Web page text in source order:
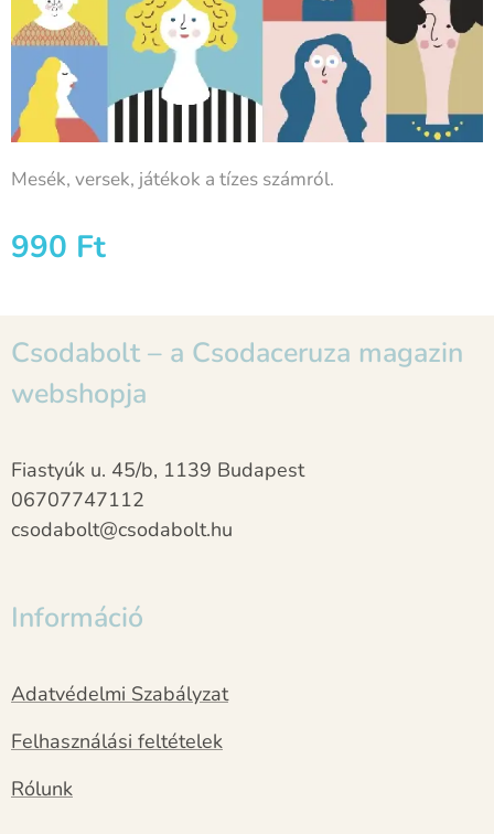
Mesék, versek, játékok a tízes számról.
990 Ft
Csodabolt – a Csodaceruza magazin
webshopja
Fiastyúk u. 45/b, 1139 Budapest
06707747112
csodabolt@csodabolt.hu
Információ
Adatvédelmi Szabályzat
Felhasználási feltételek
Rólunk